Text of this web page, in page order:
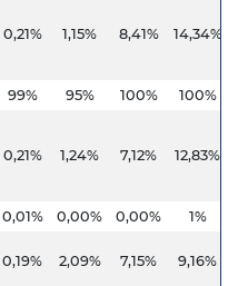
0,21% 1,15% 8,41% 14,34%
99% 95% 100% 100%
0,21% 1,24% 7,12% 12,83%
0,01% 0,00% 0,00% 1%
0,19% 2,09% 7,15% 9,16%